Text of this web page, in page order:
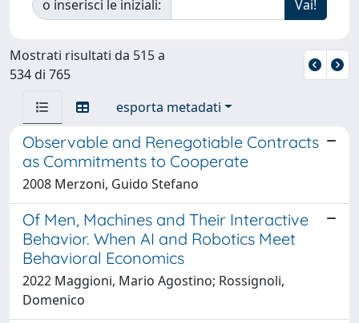
o inserisci le iniziali:
Mostrati risultati da 515 a
534 di 765
esporta metadati
Observable and Renegotiable Contracts
as Commitments to Cooperate
2008 Merzoni, Guido Stefano
Of Men, Machines and Their Interactive
Behavior. When AI and Robotics Meet
Behavioral Economics
2022 Maggioni, Mario Agostino; Rossignoli,
Domenico